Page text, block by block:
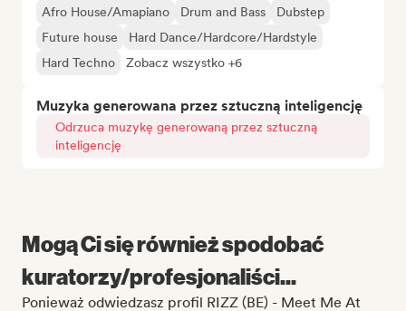
Afro House/Amapiano Drum and Bass
Dubstep
Future house
Hard Dance/Hardcore/Hardstyle
Hard Techno
Zobacz wszystko +6
Muzyka generowana przez sztuczną inteligencję
Odrzuca muzykę generowaną przez sztuczną
inteligencję
Mogą Ci się również spodobać
kuratorzy/profesjonaliści...
Ponieważ odwiedzasz profil RIZZ (BE) - Meet Me At